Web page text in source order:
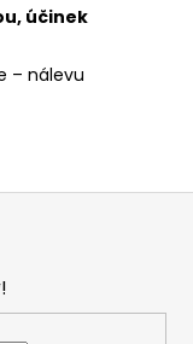
účinek
– nálevu